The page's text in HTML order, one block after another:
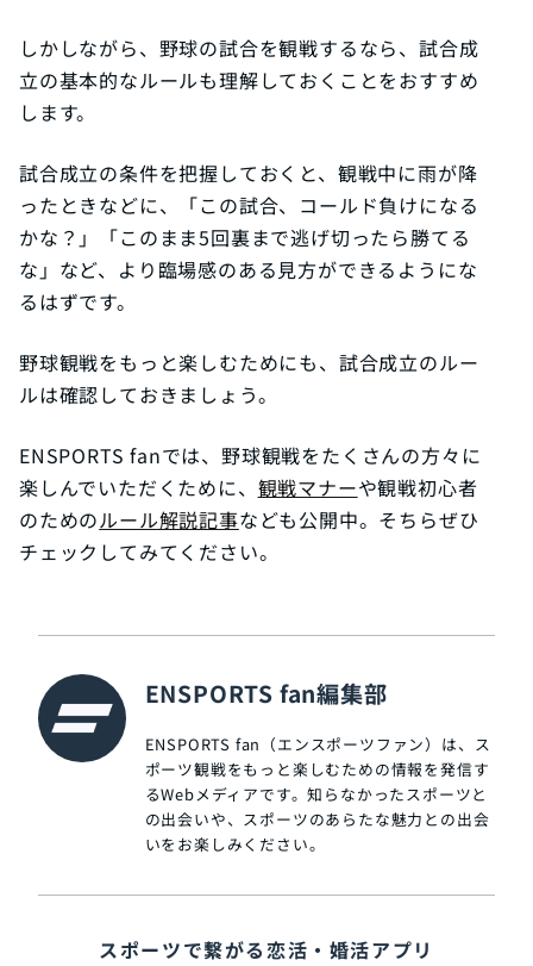
しかしながら、野球の試合を観戦するなら、試合成
立の基本的なルールも理解しておくことをおすすめ
します。
試合成立の条件を把握しておくと、観戦中に雨が降
ったときなどに、「この試合、コールド負けになる
かな？」「このまま5回裏まで逃げ切ったら勝てる
な」など、より臨場感のある見方ができるようにな
るはずです。
野球観戦をもっと楽しむためにも、試合成立のルー
ルは確認しておきましょう。
ENSPORTS fanでは、野球観戦をたくさんの方々に
楽しんでいただくために、 観戦マナーや観戦初心者
のためのルール解説記事なども公開中。そちらぜひ
チェックしてみてください。
ENSPORTS fan編集部
ENSPORTS fan（エンスポーツファン）は、ス
ポーツ観戦をもっと楽しむための情報を発信す
るWebメディアです。知らなかったスポーツと
の出会いや、スポーツのあらたな魅力との出会
いをお楽しみください。
スポーツで繋がる恋活・婚活アプリ